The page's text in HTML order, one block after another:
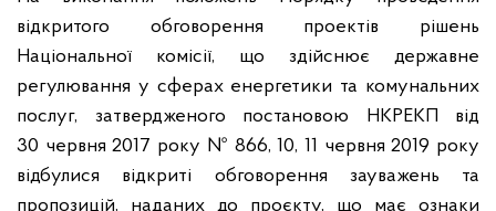
відкритого обговорення проектів рішень
Національної комісії, що здійснює державне
регулювання у сферах енергетики та комунальних
послуг, затвердженого постановою НКРЕКП від
30 червня 2017 року № 866, 10, 11 червня 2019 року
відбулися відкриті обговорення зауважень та
пропозицій, наданих до проєкту, що має ознаки